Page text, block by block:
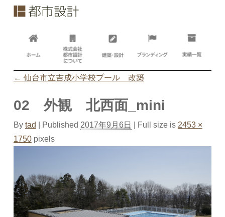
← 仙台市立吉成小学校プール 改築
02 外観 北西面_mini
By tad Published 2017年9月6日 | Full size is 2453 ×
1750pixels